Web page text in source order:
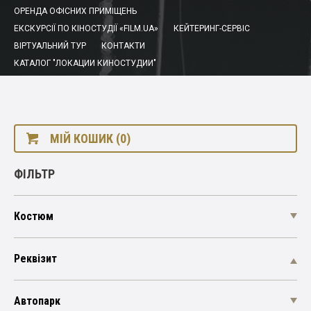
ОРЕНДА ОФІСНИХ ПРИМІЩЕНЬ
ЕКСКУРСІЇ ПО КІНОСТУДІЇ «FILM.UA»
КЕЙТЕРИНГ-СЕРВІС
ВІРТУАЛЬНИЙ ТУР
КОНТАКТИ
КАТАЛОГ "ЛОКАЦИИ КИНОСТУДИИ"
МІЙ КОШИК (0)
ФІЛЬТР
Костюм
Реквізит
Автопарк